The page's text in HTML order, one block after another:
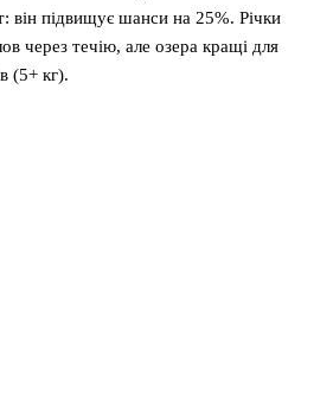
він підвищує шанси на 25%. Річки
через течію, але озера кращі для
(5+ кг).